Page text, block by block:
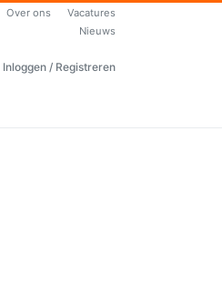
Over ons
Vacatures
Nieuws
Inloggen / Registreren